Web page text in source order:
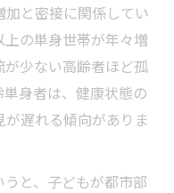
同士の見守り意識
域行事や交流の実
ら実践しよう
活習慣の工夫を紹
と密接に関係してい
の単身世帯が年々増
少ない高齢者ほど孤
身者は、健康状態の
遅れる傾向がありま
と、子どもが都市部